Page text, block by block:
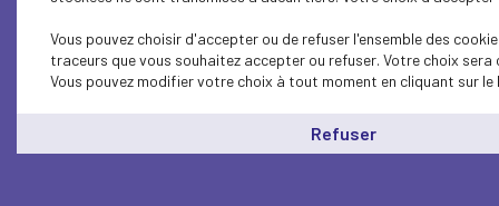
Vous pouvez choisir d'accepter ou de refuser l'ensemble des
traceurs que vous souhaitez accepter ou refuser. Votre choix
Vous pouvez modifier votre choix à tout moment en cliquant sur le
Refuser